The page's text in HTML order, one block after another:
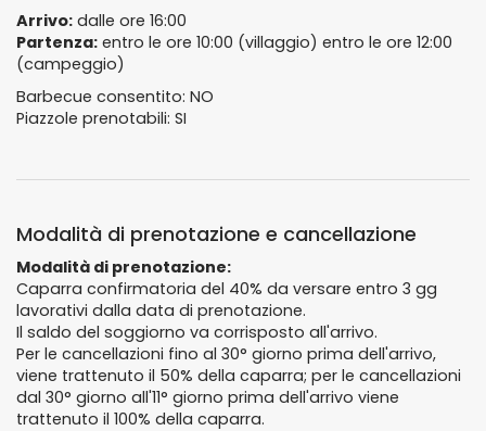
Arrivo: dalle ore 16:00
Partenza: entro le ore 10:00 (villaggio) entro le ore 12:00
(campeggio)
Barbecue consentito: NO
Piazzole prenotabili: SI
Modalità di prenotazione e cancellazione
Modalità di prenotazione:
Caparra confirmatoria del 40% da versare entro 3 gg
lavorativi dalla data di prenotazione.
Il saldo del soggiorno va corrisposto all'arrivo.
Per le cancellazioni fino al 30° giorno prima dell'arrivo,
viene trattenuto il 50% della caparra; per le cancellazioni
dal 30° giorno all'11° giorno prima dell'arrivo viene
trattenuto il 100% della caparra.